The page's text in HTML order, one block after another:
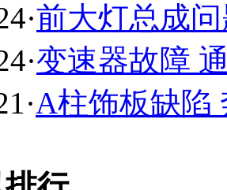
·前大灯总成
·变速器故障
·A柱饰板缺陷